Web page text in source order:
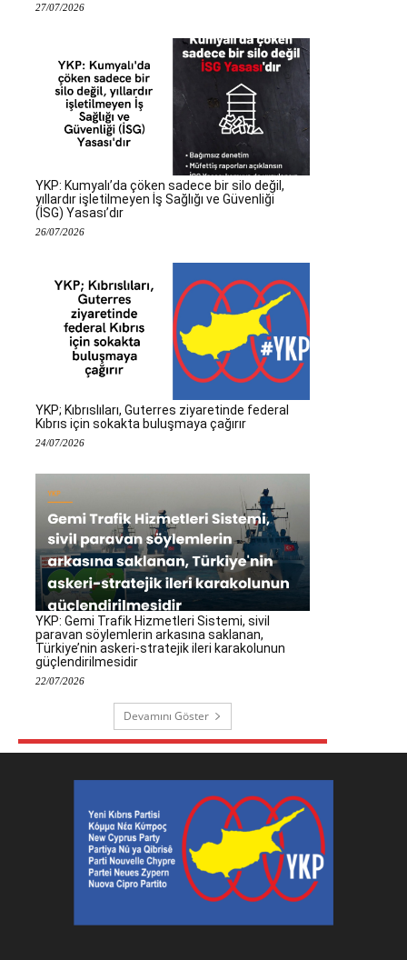
27/07/2026
YKP: Kumyalı’da çöken sadece bir silo değil,
yıllardır işletilmeyen İş Sağlığı ve Güvenliği
(İSG) Yasası’dır
26/07/2026
YKP; Kıbrıslıları, Guterres ziyaretinde federal
Kıbrıs için sokakta buluşmaya çağırır
24/07/2026
YKP: Gemi Trafik Hizmetleri Sistemi, sivil
paravan söylemlerin arkasına saklanan,
Türkiye’nin askeri-stratejik ileri karakolunun
güçlendirilmesidir
22/07/2026
Devamını Göster